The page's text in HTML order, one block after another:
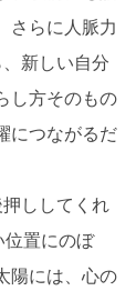
さらに人脈力
新しい自分
し方そのもの
につながるだ
ししてくれ
位置にのぼ
陽には、心の